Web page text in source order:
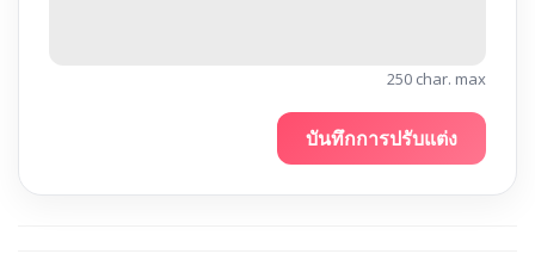
250 char. max
บันทึกการปรับแต่ง